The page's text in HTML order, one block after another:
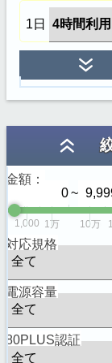
1日
Gold
金額：
~
1,000 1万 10万
対応規格
電源容量
80PLUS認証